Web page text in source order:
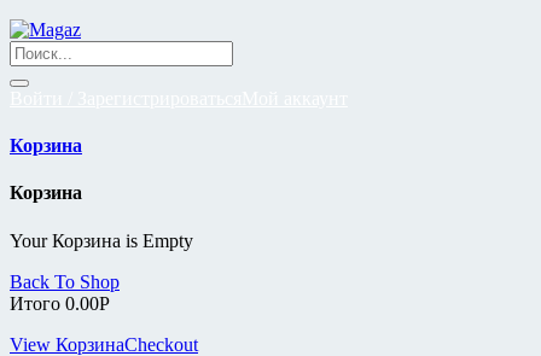
Корзина
Корзина
Your Корзина is Empty
Back To Shop
Итого 0.00Р
View КорзинаCheckout